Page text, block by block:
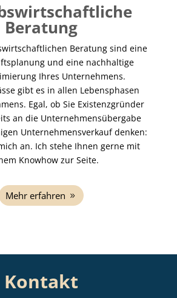
Beratung
Beratung sind eine
und eine nachhaltige
Ihres Unternehmens.
gibt es in allen Lebensphasen
Egal, ob Sie Existenzgründer
an die Unternehmensübergabe
Unternehmensverkauf denken:
an. Ich stehe Ihnen gerne mit
Knowhow zur Seite.
Mehr erfahren
Kontakt